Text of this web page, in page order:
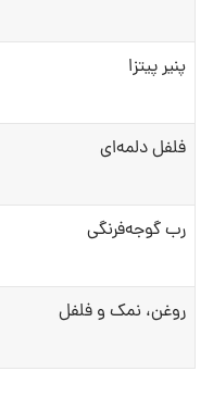
پنیر پیتزا
فلفل دلمه‌ای
رب گوجه‌فرنگی
روغن، نمک و فلفل